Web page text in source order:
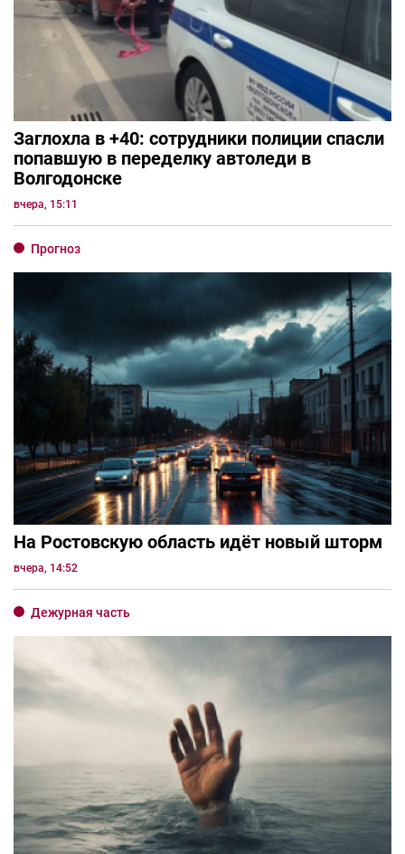
Заглохла в +40: сотрудники полиции спасли
попавшую в переделку автоледи в
Волгодонске
вчера, 15:11
Прогноз
На Ростовскую область идёт новый шторм
вчера, 14:52
Дежурная часть